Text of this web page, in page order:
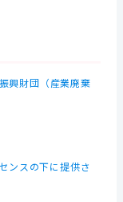
興財団（産業廃棄
ンスの下に提供さ